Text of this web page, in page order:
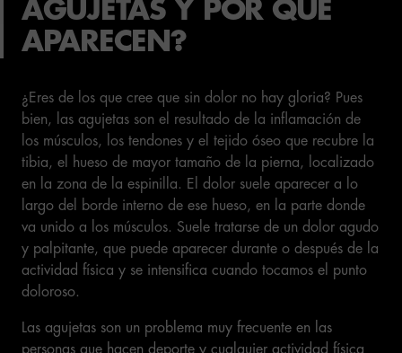
AGUJETAS Y POR QUÉ
APARECEN?
¿Eres de los que cree que sin dolor no hay gloria? Pues
bien, las agujetas son el resultado de la inflamación de
los músculos, los tendones y el tejido óseo que recubre la
tibia, el hueso de mayor tamaño de la pierna, localizado
en la zona de la espinilla. El dolor suele aparecer a lo
largo del borde interno de ese hueso, en la parte donde
va unido a los músculos. Suele tratarse de un dolor agudo
y palpitante, que puede aparecer durante o después de la
actividad física y se intensifica cuando tocamos el punto
doloroso.
Las agujetas son un problema muy frecuente en las
personas que hacen deporte y cualquier actividad física